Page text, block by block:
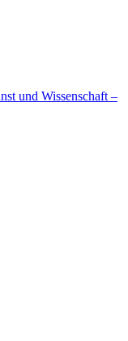
und Wissenschaft –